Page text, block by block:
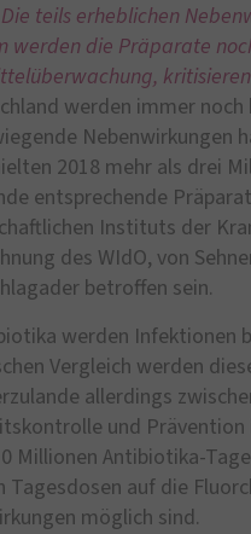
teils erheblichen
werden die Präparate
werden immer
Nebenwirkungen
2018 mehr als drei
entsprechende
Instituts der
des WIdO, von
betroffen sein.
werden Infektionen
Vergleich werden
allerdings
und Prävention
Millionen Antibiotika-
Tagesdosen auf die
möglich sind.